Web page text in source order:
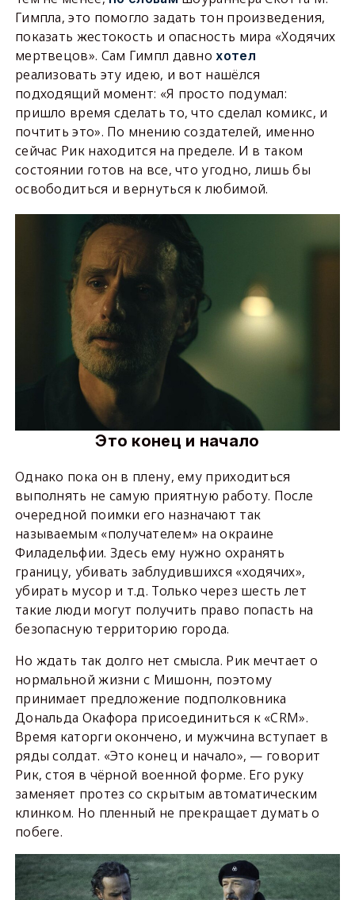
Гимпла, это помогло задать тон произведения,
показать жестокость и опасность мира «Ходячих
мертвецов». Сам Гимпл давнохотел
реализовать эту идею, и вот нашёлся
подходящий момент: «Я просто подумал:
пришло время сделать то, что сделал комикс, и
почтить это». По мнению создателей, именно
сейчас Рик находится на пределе. И в таком
состоянии готов на все, что угодно, лишь бы
освободиться и вернуться к любимой.
Это конец и начало
Однако пока он в плену, ему приходиться
выполнять не самую приятную работу. После
очередной поимки его назначают так
называемым «получателем» на окраине
Филадельфии. Здесь ему нужно охранять
границу, убивать заблудившихся «ходячих»,
убирать мусор и т.д. Только через шесть лет
такие люди могут получить право попасть на
безопасную территорию города.
Но ждать так долго нет смысла. Рик мечтает о
нормальной жизни с Мишонн, поэтому
принимает предложение подполковника
Дональда Окафора присоединиться к «CRM».
Время каторги окончено, и мужчина вступает в
ряды солдат. «Это конец и начало», — говорит
Рик, стоя в чёрной военной форме. Его руку
заменяет протез со скрытым автоматическим
клинком. Но пленный не прекращает думать о
побеге.